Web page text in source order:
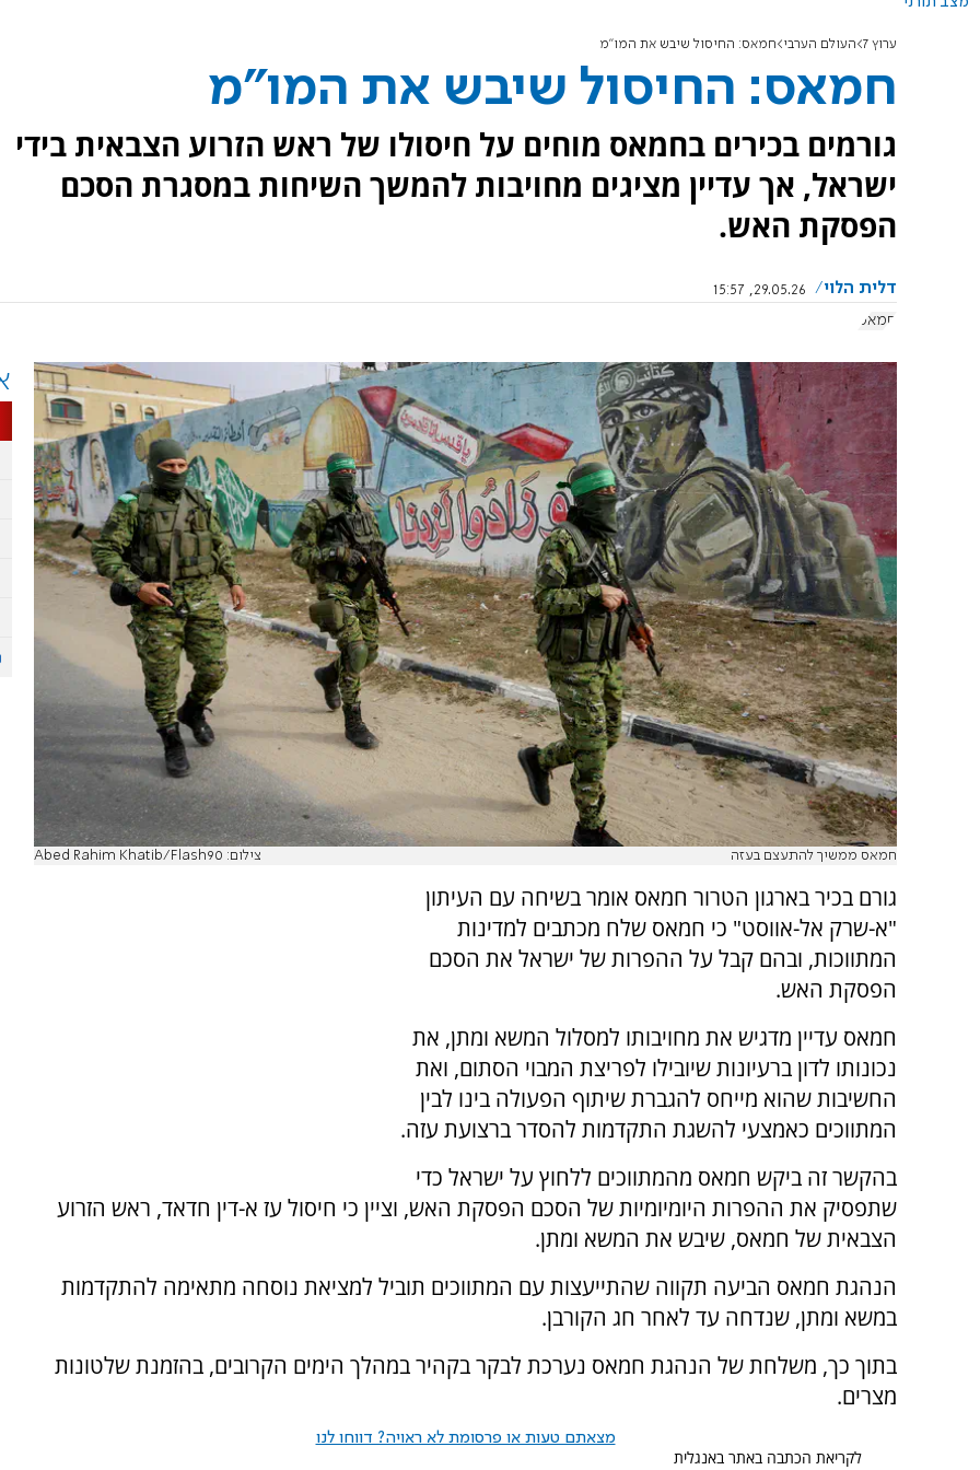
ערוץ 7 העולם הערבי חמאס: החיסול שיבש את המו"מ
חמאס: החיסול שיבש את המו"מ
גורמים בכירים בחמאס מוחים על חיסולו של ראש הזרוע הצבאית בידי
ישראל, אך עדיין מציגים מחויבות להמשך השיחות במסגרת הסכם
הפסקת האש.
דלית הלוי
29.05.26, 15:57
חמאס
חמאס ממשיך להתעצם בעזה צילום: Abed Rahim Khatib/Flash90
גורם בכיר בארגון הטרור חמאס אומר בשיחה עם העיתון
"א-שרק אל-אווסט" כי חמאס שלח מכתבים למדינות
המתווכות, ובהם קבל על ההפרות של ישראל את הסכם
הפסקת האש.
חמאס עדיין מדגיש את מחויבותו למסלול המשא ומתן, את
נכונותו לדון ברעיונות שיובילו לפריצת המבוי הסתום, ואת
החשיבות שהוא מייחס להגברת שיתוף הפעולה בינו לבין
המתווכים כאמצעי להשגת התקדמות להסדר ברצועת עזה.
בהקשר זה ביקש חמאס מהמתווכים ללחוץ על ישראל כדי
שתפסיק את ההפרות היומיומיות של הסכם הפסקת האש, וציין כי חיסול עז א-דין חדאד, ראש הזרוע
הצבאית של חמאס, שיבש את המשא ומתן.
הנהגת חמאס הביעה תקווה שהתייעצות עם המתווכים תוביל למציאת נוסחה מתאימה להתקדמות
במשא ומתן, שנדחה עד לאחר חג הקורבן.
בתוך כך, משלחת של הנהגת חמאס נערכת לבקר בקהיר במהלך הימים הקרובים, בהזמנת שלטונות
מצרים.
מצאתם טעות או פרסומת לא ראויה? דווחו לנו
לקריאת הכתבה באתר באנגלית